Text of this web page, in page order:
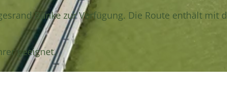
Bänke zur Verfügung. Die Route enthält mit
geeignet.